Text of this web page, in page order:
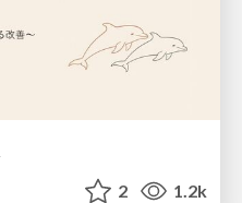
2 1.2k